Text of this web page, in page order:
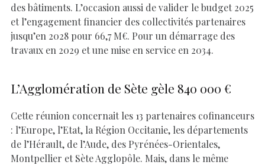
des bâtiments. L’occasion aussi de valider le budget 2025
et l’engagement financier des collectivités partenaires
jusqu’en 2028 pour 66,7 M€. Pour un démarrage des
travaux en 2029 et une mise en service en 2034.
L’Agglomération de Sète gèle 840 000 €
Cette réunion concernait les 13 partenaires cofinanceurs
: l’Europe, l’Etat, la Région Occitanie, les départements
de l’Hérault, de l’Aude, des Pyrénées-Orientales,
Montpellier et Sète Agglopôle. Mais, dans le même